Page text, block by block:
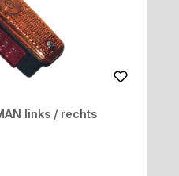
links / rechts